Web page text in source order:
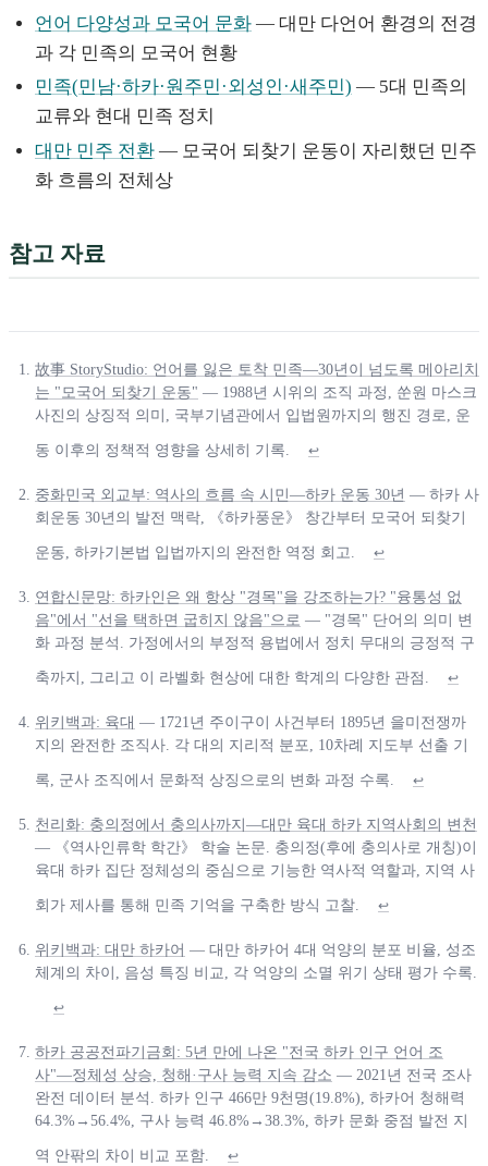
언어 다양성과 모국어 문화 — 대만 다언어 환경의 전경
과 각 민족의 모국어 현황
민족(민남·하카·원주민·외성인·새주민) — 5대 민족의
교류와 현대 민족 정치
대만 민주 전환 — 모국어 되찾기 운동이 자리했던 민주
화 흐름의 전체상
참고 자료
故事 StoryStudio: 언어를 잃은 토착 민족—30년이 넘도록 메아리치
는 "모국어 되찾기 운동" — 1988년 시위의 조직 과정, 쑨원 마스크
사진의 상징적 의미, 국부기념관에서 입법원까지의 행진 경로, 운
동 이후의 정책적 영향을 상세히 기록. ↩
중화민국 외교부: 역사의 흐름 속 시민—하카 운동 30년 — 하카 사
회운동 30년의 발전 맥락, 《하카풍운》 창간부터 모국어 되찾기
운동, 하카기본법 입법까지의 완전한 역정 회고. ↩
연합신문망: 하카인은 왜 항상 "경목"을 강조하는가? "융통성 없
음"에서 "선을 택하면 굽히지 않음"으로 — "경목" 단어의 의미 변
화 과정 분석. 가정에서의 부정적 용법에서 정치 무대의 긍정적 구
축까지, 그리고 이 라벨화 현상에 대한 학계의 다양한 관점. ↩
위키백과: 육대 — 1721년 주이구이 사건부터 1895년 을미전쟁까
지의 완전한 조직사. 각 대의 지리적 분포, 10차례 지도부 선출 기
록, 군사 조직에서 문화적 상징으로의 변화 과정 수록. ↩
천리화: 충의정에서 충의사까지—대만 육대 하카 지역사회의 변천
— 《역사인류학 학간》 학술 논문. 충의정(후에 충의사로 개칭)이
육대 하카 집단 정체성의 중심으로 기능한 역사적 역할과, 지역 사
회가 제사를 통해 민족 기억을 구축한 방식 고찰. ↩
위키백과: 대만 하카어 — 대만 하카어 4대 억양의 분포 비율, 성조
체계의 차이, 음성 특징 비교, 각 억양의 소멸 위기 상태 평가 수록.
↩
하카 공공전파기금회: 5년 만에 나온 "전국 하카 인구 언어 조
사"—정체성 상승, 청해·구사 능력 지속 감소 — 2021년 전국 조사
완전 데이터 분석. 하카 인구 466만 9천명(19.8%), 하카어 청해력
64.3%→56.4%, 구사 능력 46.8%→38.3%, 하카 문화 중점 발전 지
역 안팎의 차이 비교 포함. ↩